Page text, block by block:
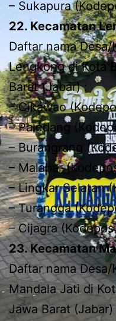
– Sukapura
22. Kecamatan
Daftar nama
Lengkong di Kota
Barat (Jabar) :
– Cikawao
– Paledang
– Burangrang
– Malabar
– Lingkar Selatan
– Turangga
– Cijagra
23. Kecamatan
Daftar nama
Mandala Jati di
Jawa Barat (Jabar)